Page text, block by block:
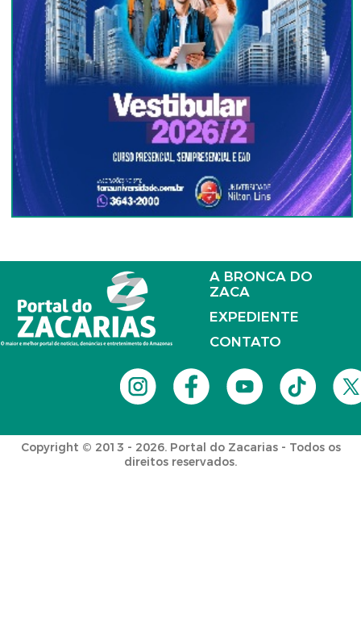
A BRONCA DO
ZACA
EXPEDIENTE
CONTATO
Copyright © 2013 - 2026. Portal do Zacarias - Todos os
direitos reservados.